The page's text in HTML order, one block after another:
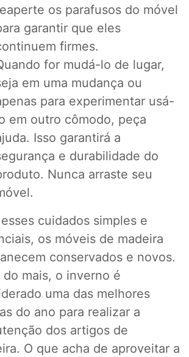
os parafusos do móvel
garantir que eles
firmes.
for mudá-lo de lugar,
em uma mudança ou
para experimentar usá-
em outro cômodo, peça
Isso garantirá a
e durabilidade do
Nunca arraste seu
cuidados simples e
os móveis de madeira
conservados e novos.
do mais, o inverno é
uma das melhores
do ano para realizar a
dos artigos de
O que acha de aproveitar a